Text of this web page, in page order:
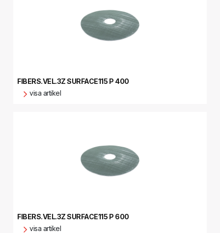
FIBERS.VEL.3Z SURFACE115 P 400
visa artikel
FIBERS.VEL.3Z SURFACE115 P 600
visa artikel